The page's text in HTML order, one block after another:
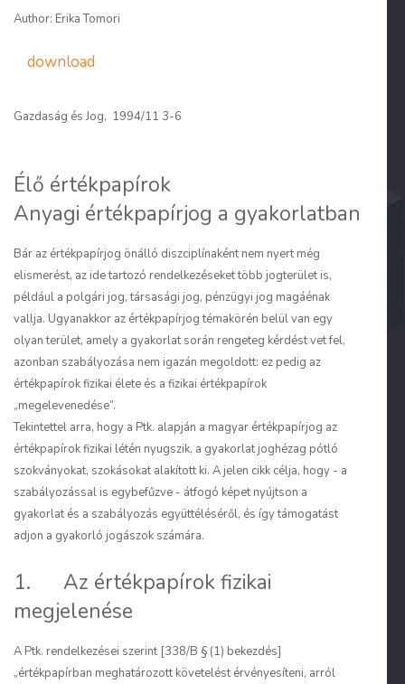
Author: Erika Tomori
download
Gazdaság és Jog, 1994/11 3-6
Élő értékpapírok
Anyagi értékpapírjog a gyakorlatban
Bár az értékpapírjog önálló diszciplínaként nem nyert még
elismerést, az ide tartozó rendelkezéseket több jogterület is,
például a polgári jog, társasági jog, pénzügyi jog magáénak
vallja. Ugyanakkor az értékpapírjog témakörén belül van egy
olyan terület, amely a gyakorlat során rengeteg kérdést vet fel,
azonban szabályozása nem igazán megoldott: ez pedig az
értékpapírok fizikai élete és a fizikai értékpapírok
„megelevenedése”.
Tekintettel arra, hogy a Ptk. alapján a magyar értékpapírjog az
értékpapírok fizikai létén nyugszik, a gyakorlat joghézag pótló
szokványokat, szokásokat alakított ki. A jelen cikk célja, hogy - a
szabályozással is egybefűzve - átfogó képet nyújtson a
gyakorlat és a szabályozás együttéléséről, és így támogatást
adjon a gyakorló jogászok számára.
1. Az értékpapírok fizikai
megjelenése
A Ptk. rendelkezései szerint [338/B § (1) bekezdés]
„értékpapírban meghatározott követelést érvényesíteni, arról